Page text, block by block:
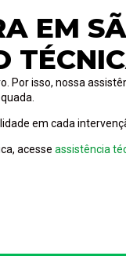
EM
isso, nossa
em cada
acesseassistência